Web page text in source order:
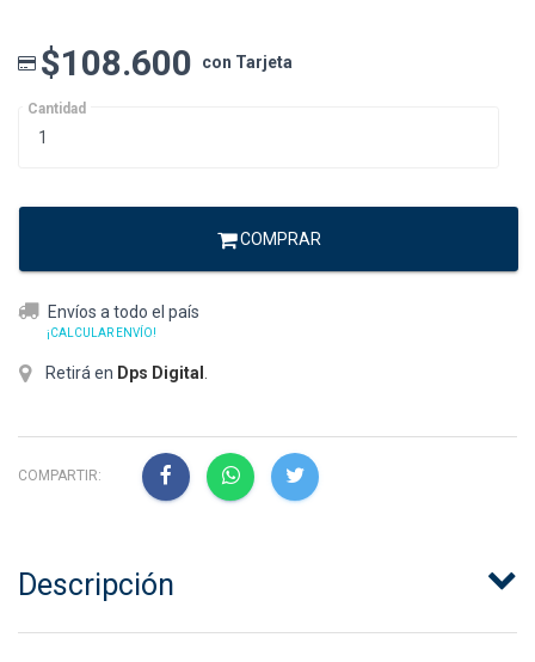
$108.600 con Tarjeta
Cantidad
COMPRAR
Envíos a todo el país
¡CALCULAR ENVÍO!
Retirá en Dps Digital
COMPARTIR:
Descripción